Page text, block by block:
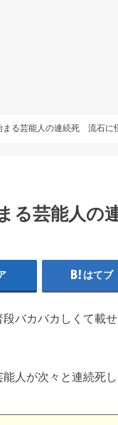
まる芸能人の連続死 流石
る芸能人
はてブ
バカバカしくて載せ
人が次々と連続死し